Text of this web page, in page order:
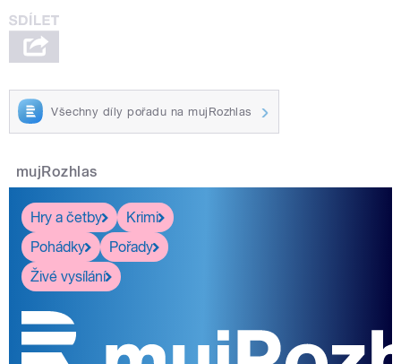
Všechny díly pořadu na mujRozhlas
mujRozhlas
Hry a četby
Krimi
Pohádky
Pořady
Živé vysílání